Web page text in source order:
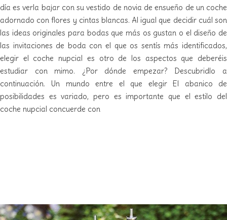
día es verla bajar con su vestido de novia de ensueño de un coche
adornado con flores y cintas blancas. Al igual que decidir cuál son
las ideas originales para bodas que más os gustan o el diseño de
las invitaciones de boda con el que os sentís más identificados,
elegir el coche nupcial es otro de los aspectos que deberéis
estudiar con mimo. ¿Por dónde empezar? Descubridlo a
continuación. Un mundo entre el que elegir El abanico de
posibilidades es variado, pero es importante que el estilo del
coche nupcial concuerde con